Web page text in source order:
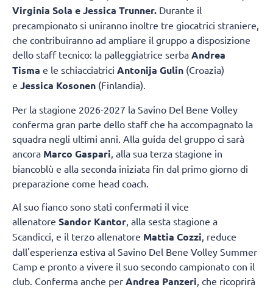
Virginia Sola e Jessica Trunner. Durante il
precampionato si uniranno inoltre tre giocatrici straniere,
che contribuiranno ad ampliare il gruppo a disposizione
dello staff tecnico: la palleggiatrice serba Andrea
Tisma e le schiacciatrici Antonija Gulin (Croazia)
e Jessica Kosonen (Finlandia).
Per la stagione 2026-2027 la Savino Del Bene Volley
conferma gran parte dello staff che ha accompagnato la
squadra negli ultimi anni. Alla guida del gruppo ci sarà
ancora Marco Gaspari , alla sua terza stagione in
biancoblù e alla seconda iniziata fin dal primo giorno di
preparazione come head coach.
Al suo fianco sono stati confermati il vice
allenatore Sandor Kantor , alla sesta stagione a
Scandicci, e il terzo allenatore Mattia Cozzi , reduce
dall'esperienza estiva al Savino Del Bene Volley Summer
Camp e pronto a vivere il suo secondo campionato con il
club. Conferma anche per Andrea Panzeri , che ricoprirà